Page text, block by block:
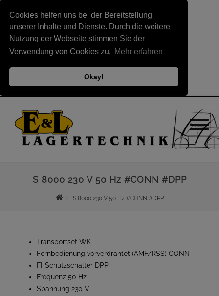
Cookies helfen uns bei der Bereitstellung
unserer Inhalte und Dienste. Durch die weitere
Nutzung der Webseite stimmen Sie der
Verwendung von Cookies zu. Mehr erfahren
Okay!
S 8000 230 V 50 Hz #CONN #DPP
S 8000 230 V 50 Hz #CONN #DPP
Transportset WK
Fernbedienung vorverdrahtet (AMF/RSS) CONN
FI-Schutzschalter DPP
Frequenz 50 Hz
Spannung 230 V